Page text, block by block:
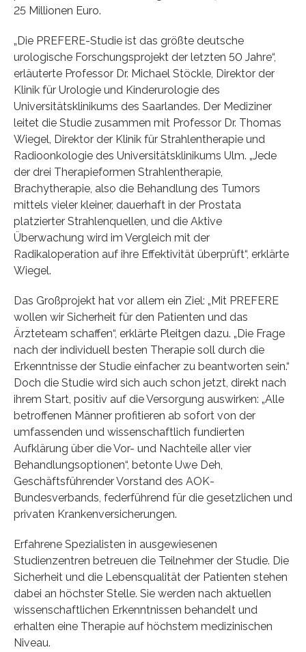
25 Millionen Euro.
„Die PREFERE-Studie ist das größte deutsche
urologische Forschungsprojekt der letzten 50 Jahre“,
erläuterte Professor Dr. Michael Stöckle, Direktor der
Klinik für Urologie und Kinderurologie des
Universitätsklinikums des Saarlandes. Der Mediziner
leitet die Studie zusammen mit Professor Dr. Thomas
Wiegel, Direktor der Klinik für Strahlentherapie und
Radioonkologie des Universitätsklinikums Ulm. „Jede
der drei Therapieformen Strahlentherapie,
Brachytherapie, also die Behandlung des Tumors
mittels vieler kleiner, dauerhaft in der Prostata
platzierter Strahlenquellen, und die Aktive
Überwachung wird im Vergleich mit der
Radikaloperation auf ihre Effektivität überprüft“, erklärte
Wiegel.
Das Großprojekt hat vor allem ein Ziel: „Mit PREFERE
wollen wir Sicherheit für den Patienten und das
Ärzteteam schaffen“, erklärte Pleitgen dazu. „Die Frage
nach der individuell besten Therapie soll durch die
Erkenntnisse der Studie einfacher zu beantworten sein.“
Doch die Studie wird sich auch schon jetzt, direkt nach
ihrem Start, positiv auf die Versorgung auswirken: „Alle
betroffenen Männer profitieren ab sofort von der
umfassenden und wissenschaftlich fundierten
Aufklärung über die Vor- und Nachteile aller vier
Behandlungsoptionen“, betonte Uwe Deh,
Geschäftsführender Vorstand des AOK-
Bundesverbands, federführend für die gesetzlichen und
privaten Krankenversicherungen.
Erfahrene Spezialisten in ausgewiesenen
Studienzentren betreuen die Teilnehmer der Studie. Die
Sicherheit und die Lebensqualität der Patienten stehen
dabei an höchster Stelle. Sie werden nach aktuellen
wissenschaftlichen Erkenntnissen behandelt und
erhalten eine Therapie auf höchstem medizinischen
Niveau.